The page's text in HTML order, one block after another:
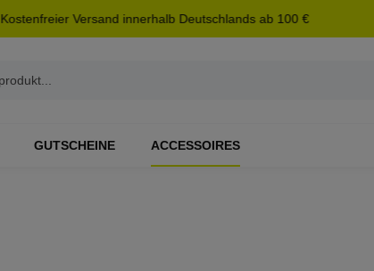
Kostenfreier Versand innerhalb Deutschlands ab 100 €
GUTSCHEINE ACCESSOIRES